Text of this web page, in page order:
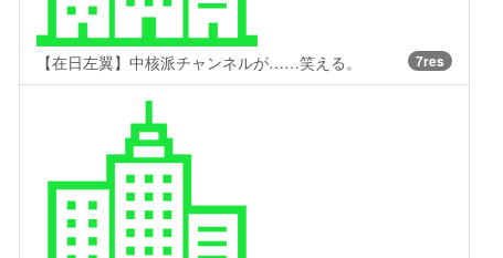
【在日左翼】中核派チャンネルが……笑える。 7res